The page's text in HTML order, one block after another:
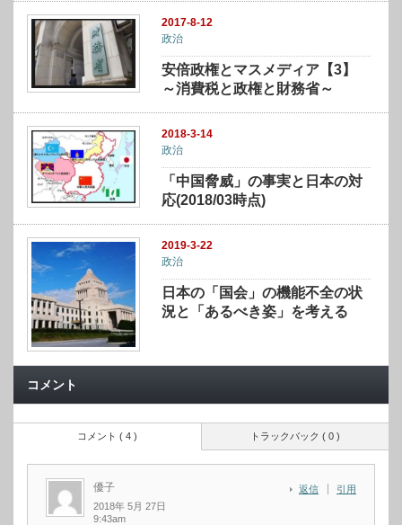
2017-8-12
政治
安倍政権とマスメディア【3】
～消費税と政権と財務省～
2018-3-14
政治
「中国脅威」の事実と日本の対
応(2018/03時点)
2019-3-22
政治
日本の「国会」の機能不全の状
況と「あるべき姿」を考える
コメント
トラックバック ( 0 )
コメント ( 4 )
優子
2018年 5月 27日
9:43am
返信 引用